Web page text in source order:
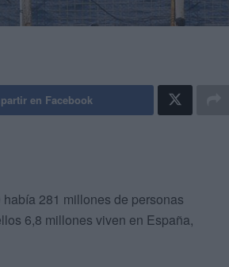
en Facebook
281 millones de personas
6,8 millones viven en España,